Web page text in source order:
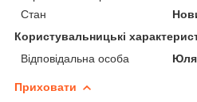
Стан
Користувальницькі
Відповідальна особа
Юля
Приховати